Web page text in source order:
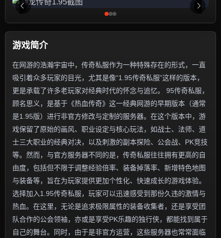
游戏简介
在网游的浩瀚宇宙中，传奇私服作为一种特殊存在的形式，一直
吸引着众多玩家的目光，尤其是像“1.95传奇私服”这样的版本，
更是承载了许多老玩家对经典时代的怀念与追忆。 95传奇私服，
顾名思义，是基于《热血传奇》这一经典网游的早期版本（通常
是1.95版）进行非官方修改与定制的服务器。在这个版本中，游
戏保留了原始的画风、职业设定与核心玩法，如战士、法师、道
士三大职业的经典对决，以及刺激的副本探险、公会战、PK竞技
等。然而，与官方服务器不同的是，传奇私服往往拥有更高的自
由度，包括但不限于调整经验倍率、装备掉落率、新增特色地图
与装备等，旨在为玩家提供更加个性化、快速成长的游戏体验。
选择加入1.95传奇私服，玩家可以迅速感受到那份久违的激情与
热血。在这里，无论是追求极限属性的装备收集者，还是享受团
队合作的公会领袖，亦或是享受PK乐趣的独行侠，都能找到属于
自己的舞台。同时，由于是非官方运营，这些服务器也常常面临